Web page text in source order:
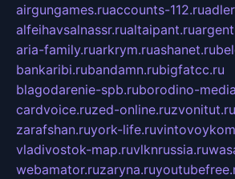
airgungames.ruaccounts-112.ru
alfeihavsalnassr.rualtaipant.ru
aria-family.ruarkrym.ruashanet.ru
bankaribi.rubandamn.rubigfatcc.ru
blagodarenie-spb.ruborodino-
cardvoice.ruzed-online.ruzvonitut.ru
zarafshan.ruyork-life.ru
vladivostok-map.ruvlknrussia.ru
webamator.ruzaryna.ru